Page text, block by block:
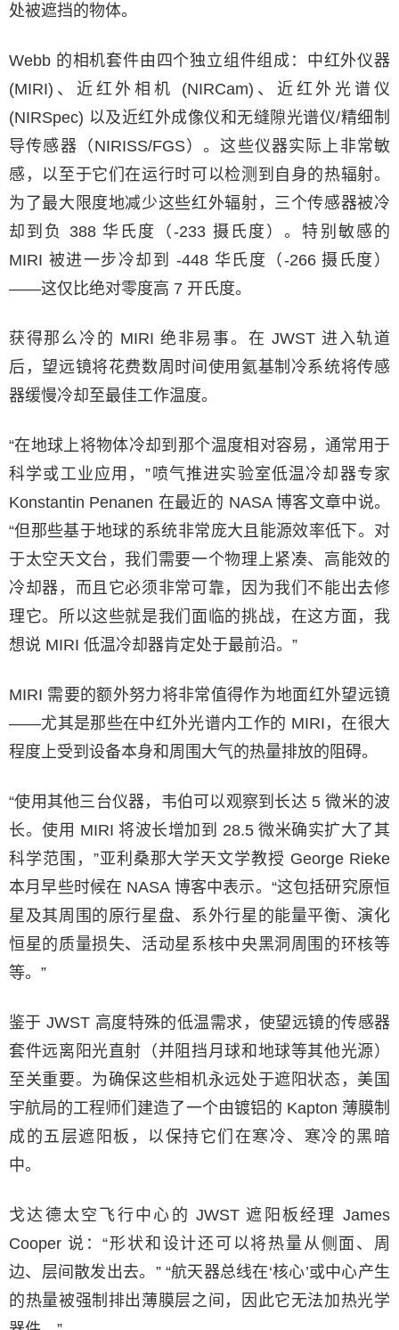
处被遮挡的物体。
Webb 的相机套件由四个独立组件组成：中红外仪器
(MIRI)、近红外相机 (NIRCam)、近红外光谱仪
(NIRSpec) 以及近红外成像仪和无缝隙光谱仪/精细制
导传感器（NIRISS/FGS）。这些仪器实际上非常敏
感，以至于它们在运行时可以检测到自身的热辐射。
为了最大限度地减少这些红外辐射，三个传感器被冷
却到负 388 华氏度（-233 摄氏度）。特别敏感的
MIRI 被进一步冷却到 -448 华氏度（-266 摄氏度）
——这仅比绝对零度高 7 开氏度。
获得那么冷的 MIRI 绝非易事。在 JWST 进入轨道
后，望远镜将花费数周时间使用氦基制冷系统将传感
器缓慢冷却至最佳工作温度。
“在地球上将物体冷却到那个温度相对容易，通常用于
科学或工业应用，”喷气推进实验室低温冷却器专家
Konstantin Penanen 在最近的 NASA 博客文章中说。
“但那些基于地球的系统非常庞大且能源效率低下。对
于太空天文台，我们需要一个物理上紧凑、高能效的
冷却器，而且它必须非常可靠，因为我们不能出去修
理它。所以这些就是我们面临的挑战，在这方面，我
想说 MIRI 低温冷却器肯定处于最前沿。”
MIRI 需要的额外努力将非常值得作为地面红外望远镜
——尤其是那些在中红外光谱内工作的 MIRI，在很大
程度上受到设备本身和周围大气的热量排放的阻碍。
“使用其他三台仪器，韦伯可以观察到长达 5 微米的波
长。使用 MIRI 将波长增加到 28.5 微米确实扩大了其
科学范围，”亚利桑那大学天文学教授 George Rieke
本月早些时候在 NASA 博客中表示。“这包括研究原恒
星及其周围的原行星盘、系外行星的能量平衡、演化
恒星的质量损失、活动星系核中央黑洞周围的环核等
等。”
鉴于 JWST 高度特殊的低温需求，使望远镜的传感器
套件远离阳光直射（并阻挡月球和地球等其他光源）
至关重要。为确保这些相机永远处于遮阳状态，美国
宇航局的工程师们建造了一个由镀铝的 Kapton 薄膜制
成的五层遮阳板，以保持它们在寒冷、寒冷的黑暗
中。
戈达德太空飞行中心的 JWST 遮阳板经理 James
Cooper 说：“形状和设计还可以将热量从侧面、周
边、层间散发出去。” “航天器总线在‘核心’或中心产生
的热量被强制排出薄膜层之间，因此它无法加热光学